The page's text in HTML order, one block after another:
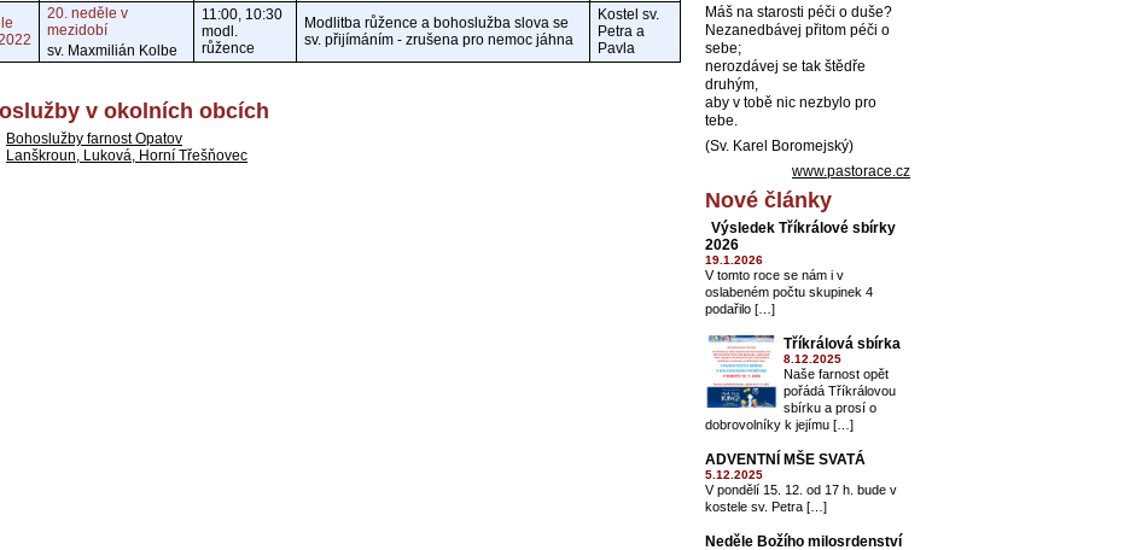
20. neděle v
mezidobí
sv. Maxmilián Kolbe
11:00, 10:30
modl.
růžence
Modlitba růžence a bohoslužba slova se
sv. přijímáním - zrušena pro nemoc jáhna
Kostel sv.
Petra a
Pavla
v okolních obcích
Bohoslužby farnost Opatov
Lanškroun, Luková, Horní Třešňovec
Máš na starosti péči o duše?
Nezanedbávej přitom péči o
sebe;
nerozdávej se tak štědře
druhým,
aby v tobě nic nezbylo pro
tebe.
(Sv. Karel Boromejský)
www.pastorace.cz
Nové články
Výsledek Tříkrálové sbírky
2026
19.1.2026
V tomto roce se nám i v
oslabeném počtu skupinek 4
podařilo […]
Tříkrálová sbírka
8.12.2025
Naše farnost opět
pořádá Tříkrálovou
sbírku a prosí o
dobrovolníky k jejímu […]
ADVENTNÍ MŠE SVATÁ
5.12.2025
V pondělí 15. 12. od 17 h. bude v
kostele sv. Petra […]
Neděle Božího milosrdenství